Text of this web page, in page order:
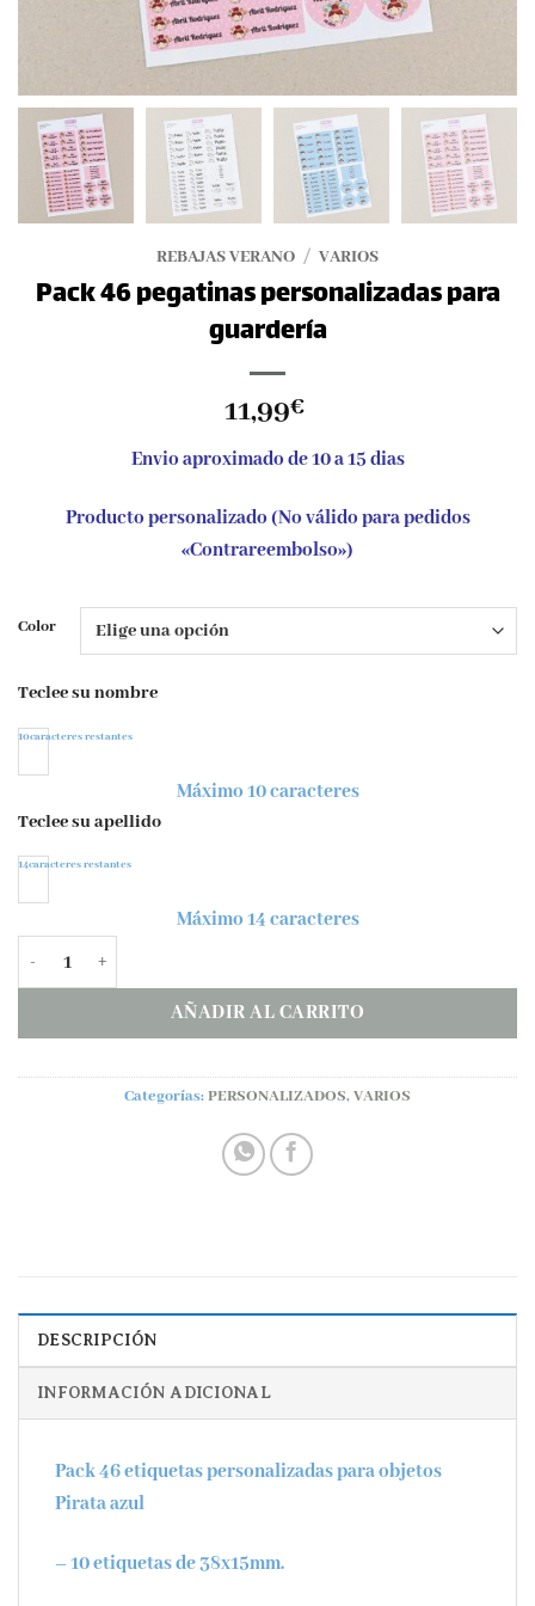
REBAJAS VERANO / VARIOS
Pack 46 pegatinas personalizadas para
guardería
11,99€
Envio aproximado de 10 a 15 dias
Producto personalizado (No válido para pedidos
«Contrareembolso»)
Color
Teclee su nombre
Máximo 10 caracteres
10caracteres restantes
Teclee su apellido
Máximo 14 caracteres
14caracteres restantes
AÑADIR AL CARRITO
Categorías:PERSONALIZADOS,VARIOS
DESCRIPCIÓN
INFORMACIÓN ADICIONAL
Pack 46 etiquetas personalizadas para objetos
Pirata azul
– 10 etiquetas de 38x15mm.